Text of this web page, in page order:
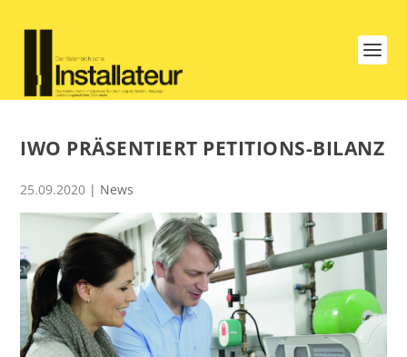
IWO PRÄSENTIERT PETITIONS-BILANZ
25.09.2020 | News